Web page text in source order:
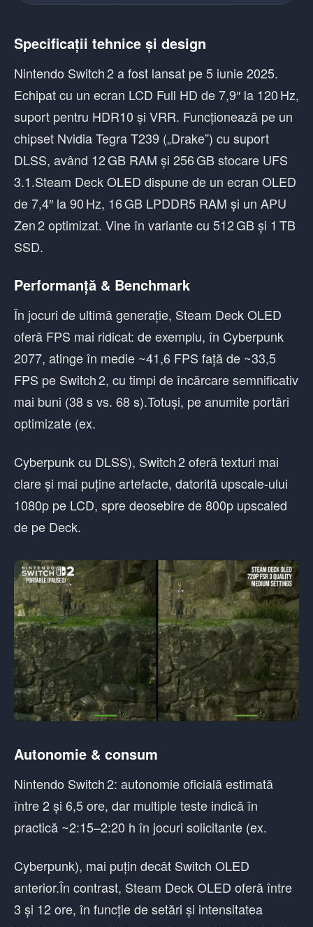
Specificații tehnice și design
Nintendo Switch 2 a fost lansat pe 5 iunie 2025.
Echipat cu un ecran LCD Full HD de 7,9″ la 120 Hz,
suport pentru HDR10 și VRR. Funcționează pe un
chipset Nvidia Tegra T239 („Drake”) cu suport
DLSS, având 12 GB RAM și 256 GB stocare UFS
3.1.Steam Deck OLED dispune de un ecran OLED
de 7,4″ la 90 Hz, 16 GB LPDDR5 RAM și un APU
Zen 2 optimizat. Vine în variante cu 512 GB și 1 TB
SSD.
Performanță & Benchmark
În jocuri de ultimă generație, Steam Deck OLED
oferă FPS mai ridicat: de exemplu, în Cyberpunk
2077, atinge în medie ~41,6 FPS față de ~33,5
FPS pe Switch 2, cu timpi de încărcare semnificativ
mai buni (38 s vs. 68 s).Totuși, pe anumite portări
optimizate (ex.
Cyberpunk cu DLSS), Switch 2 oferă texturi mai
clare și mai puține artefacte, datorită upscale-ului
1080p pe LCD, spre deosebire de 800p upscaled
de pe Deck.
Autonomie & consum
Nintendo Switch 2: autonomie oficială estimată
între 2 și 6,5 ore, dar multiple teste indică în
practică ~2:15–2:20 h în jocuri solicitante (ex.
Cyberpunk), mai puțin decât Switch OLED
anterior.În contrast, Steam Deck OLED oferă între
3 și 12 ore, în funcție de setări și intensitatea